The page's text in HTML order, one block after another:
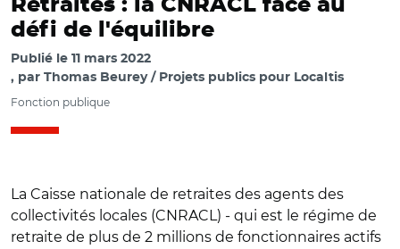
Retraites : la CNRACL face au
défi de l'équilibre
Publié le 11 mars 2022
par Thomas Beurey / Projets publics pour Localtis
Fonction publique
La Caisse nationale de retraites des agents des
collectivités locales (CNRACL) - qui est le régime de
retraite de plus de 2 millions de fonctionnaires actifs